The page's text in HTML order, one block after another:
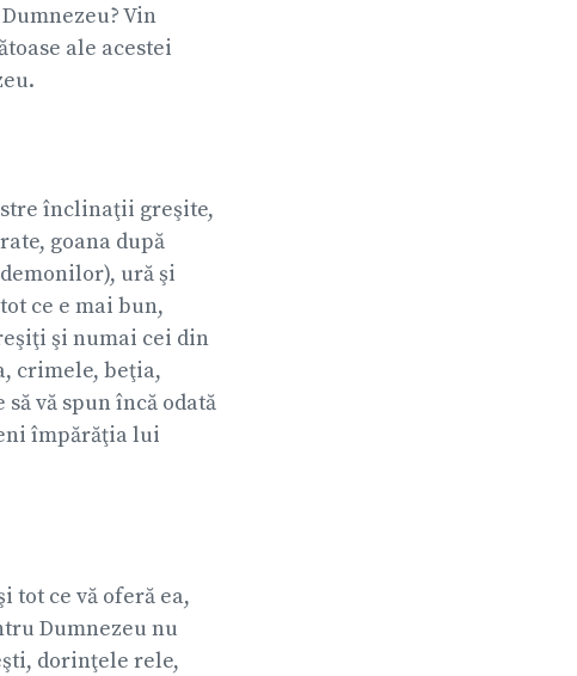
Vin
ale acestei
înclinaţii greşite,
goana după
ură şi
ce e mai bun,
şi numai cei din
crimele, beţia,
vă spun încă odată
împărăţia lui
tot ce vă oferă ea,
Dumnezeu nu
dorinţele rele,